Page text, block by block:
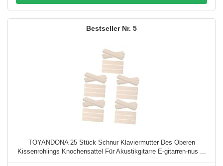
5
TOYANDONA 25 Stück Schnur Klaviermutter Des Oberen
Kissenrohlings Knochensattel Für Akustikgitarre E-gitarren-nus ...